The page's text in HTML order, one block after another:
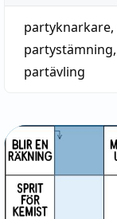
partyknarkare,
partystämning,
partävling